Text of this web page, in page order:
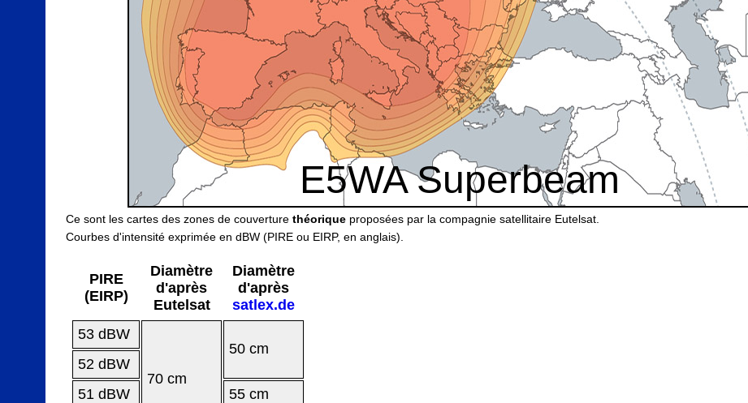
E5WA Superbeam
Ce sont les cartes des zones de couverture théorique proposées par la compagnie satellitaire Eutelsat.
Courbes d'intensité exprimée en dBW (PIRE ou EIRP, en anglais).
PIRE
(EIRP)
Diamètre
d'après
Eutelsat
Diamètre
d'après
satlex.de
53 dBW
70 cm
50 cm
52 dBW
51 dBW
55 cm